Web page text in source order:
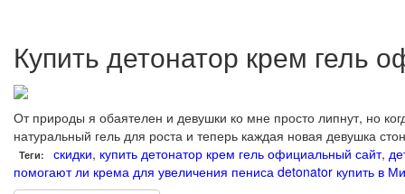
Купить детонатор крем гель
От природы я обаятелен и девушки ко мне просто липнут, но
натуральный гель для роста и теперь каждая новая девушка
Теги: скидки, купить детонатор крем гель официальный сайт,
помогают ли крема для увеличения пениса detonator купить в